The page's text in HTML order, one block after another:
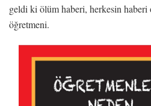
geldi ki ölüm haberi, herkesin
öğretmeni.